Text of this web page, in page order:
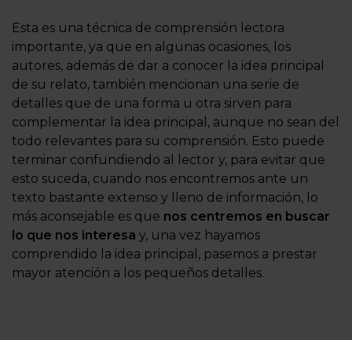
Esta es una técnica de comprensión lectora
importante, ya que en algunas ocasiones, los
autores, además de dar a conocer la idea principal
de su relato, también mencionan una serie de
detalles que de una forma u otra sirven para
complementar la idea principal, aunque no sean del
todo relevantes para su comprensión. Esto puede
terminar confundiendo al lector y, para evitar que
esto suceda, cuando nos encontremos ante un
texto bastante extenso y lleno de información, lo
más aconsejable es que nos centremos en buscar
lo que nos interesa y, una vez hayamos
comprendido la idea principal, pasemos a prestar
mayor atención a los pequeños detalles.